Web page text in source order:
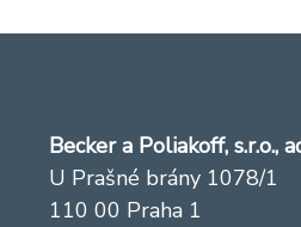
Becker a Poliakoff, s.r.o.,
U Prašné brány 1078/1
110 00 Praha 1